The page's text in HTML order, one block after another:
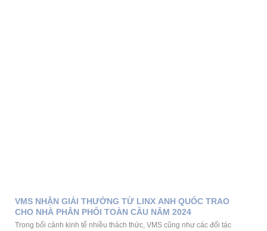
VMS NHẬN GIẢI THƯỞNG TỪ LINX ANH QUỐC TRAO
CHO NHÀ PHÂN PHỐI TOÀN CẦU NĂM 2024
Trong bối cảnh kinh tế nhiều thách thức, VMS cũng như các đối tác